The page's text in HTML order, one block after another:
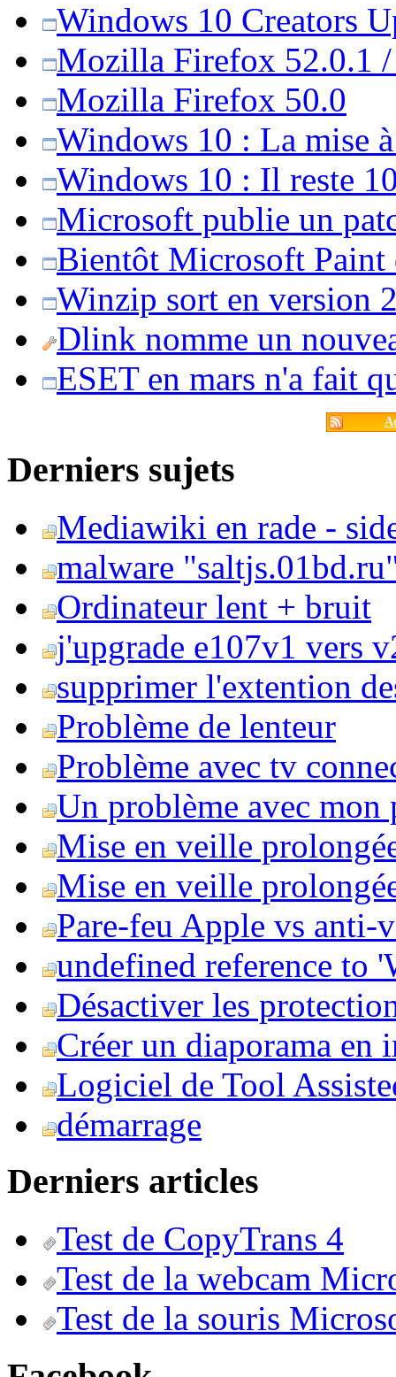
Windows 10 Creators
Mozilla Firefox 52.0.1
Mozilla Firefox 50.0
Windows 10 : La mise
Windows 10 : Il reste
Microsoft publie un
Bientôt Microsoft Paint
Winzip sort en version
Dlink nomme un
ESET en mars n'a fait
Derniers sujets
Mediawiki en rade -
malware
Ordinateur lent + bruit
j'upgrade e107v1 vers
supprimer l'extention
Problème de lenteur
Problème avec tv
Un problème avec mon
Mise en veille
Mise en veille
Pare-feu Apple vs anti-
undefined reference to
Désactiver les
Créer un diaporama en
Logiciel de Tool
démarrage
Derniers articles
Test de CopyTrans 4
Test de la webcam
Test de la souris